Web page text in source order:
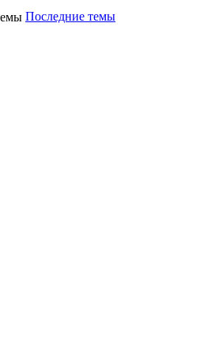
Последние темы